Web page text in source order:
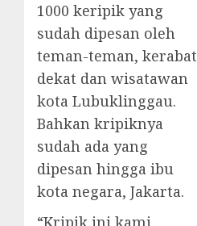
1000 keripik yang
sudah dipesan oleh
teman-teman, kerabat
dekat dan wisatawan
kota Lubuklinggau.
Bahkan kripiknya
sudah ada yang
dipesan hingga ibu
kota negara, Jakarta.
“Kripik ini kami